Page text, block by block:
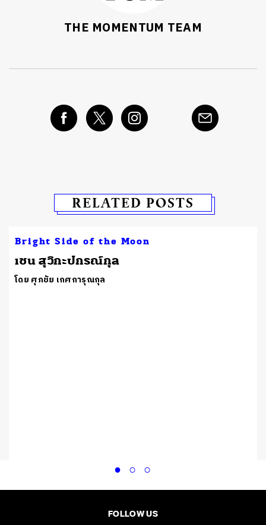
THE MOMENTUM TEAM
RELATED POSTS
Bright Side of the Moon
เชน สุวิกะปกรณ์กุล
โดย ศุภชัย เกศการุณกุล
FOLLOW US